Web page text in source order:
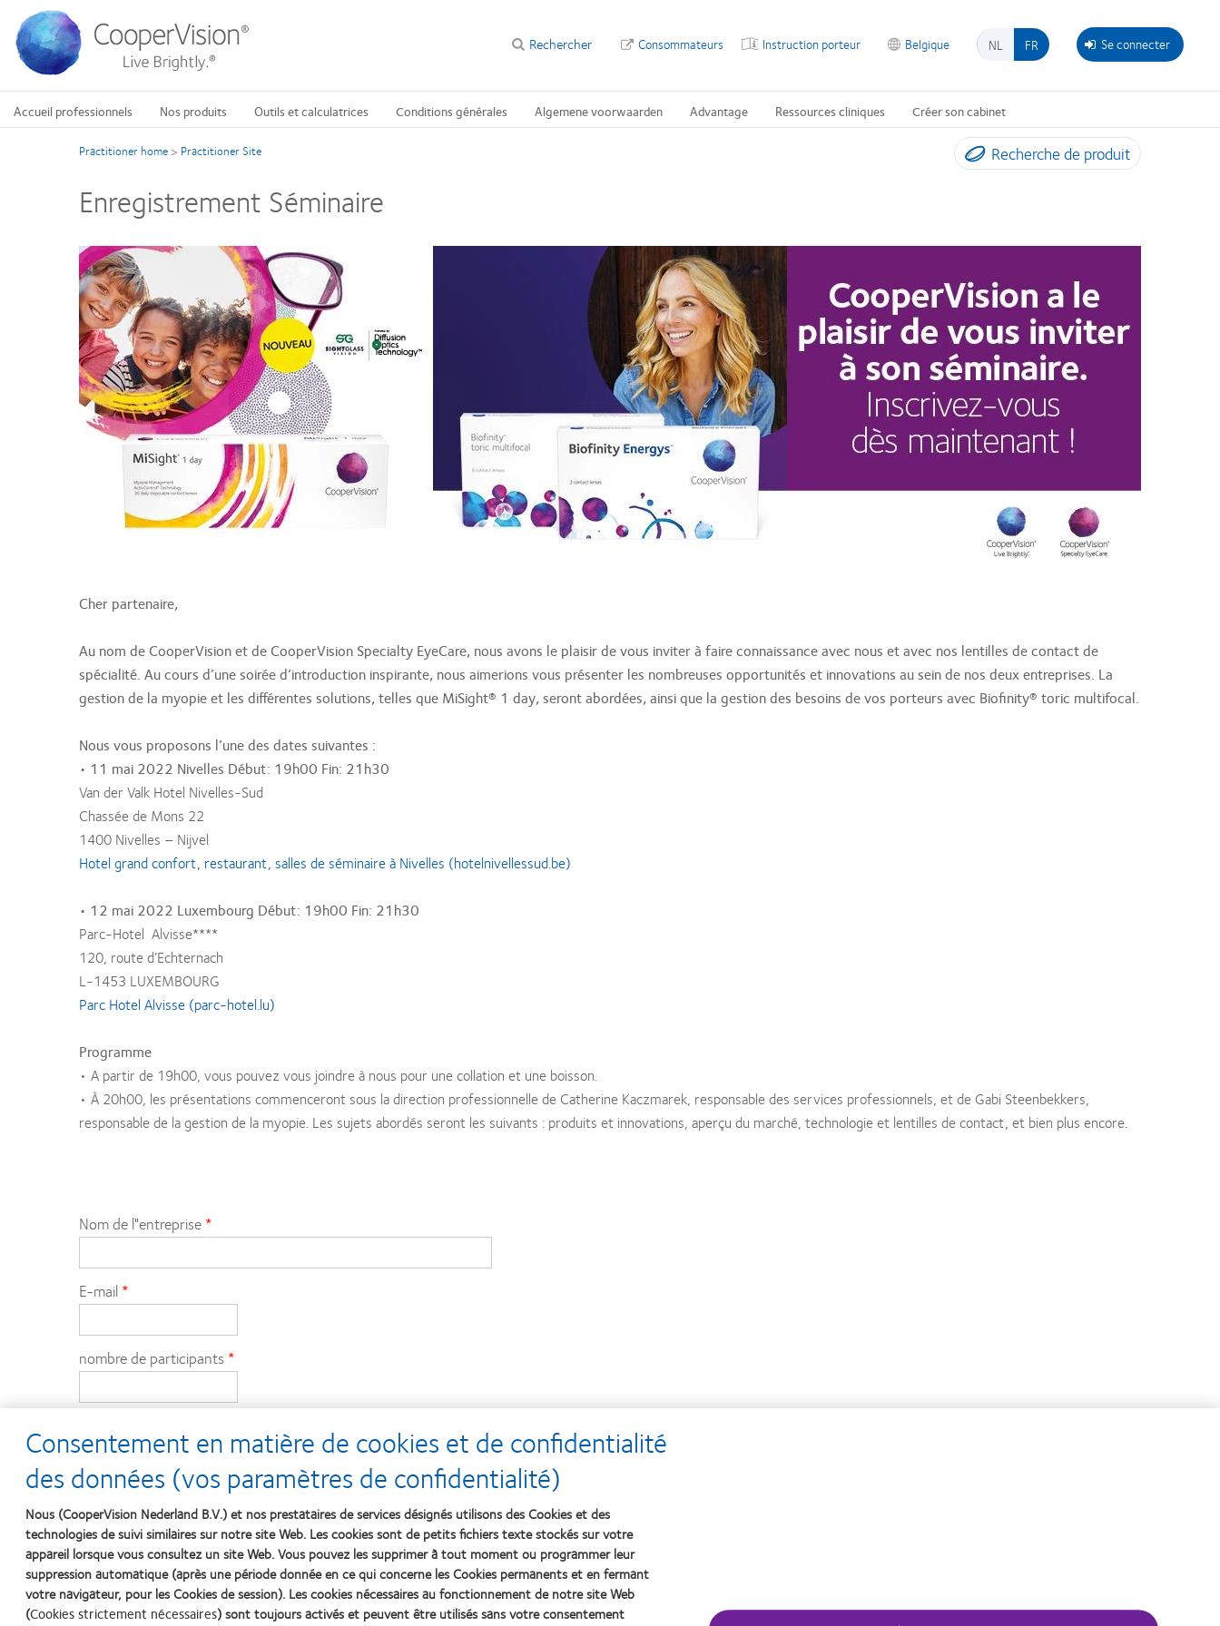
contenu
principal
Se connecter
NL FR
Belgique
Instruction porteur
Consommateurs
Rechercher
Accueil professionnels Nos produits Outils et calculatrices Conditions générales Algemene voorwaarden Advantage Ressources cliniques Créer son cabinet
Recherche de produit
Practitioner home > Practitioner Site
Enregistrement Séminaire
Cher partenaire,
Au nom de CooperVision et de CooperVision Specialty EyeCare, nous avons le plaisir de vous inviter à faire connaissance avec nous et avec nos lentilles de contact de
spécialité. Au cours d’une soirée d’introduction inspirante, nous aimerions vous présenter les nombreuses opportunités et innovations au sein de nos deux entreprises. La
gestion de la myopie et les différentes solutions, telles que MiSight® 1 day, seront abordées, ainsi que la gestion des besoins de vos porteurs avec Biofinity® toric multifocal.
Nous vous proposons l’une des dates suivantes :
• 11 mai 2022 Nivelles Début: 19h00 Fin: 21h30
Van der Valk Hotel Nivelles-Sud
Chassée de Mons 22
1400 Nivelles – Nijvel
Hotel grand confort, restaurant, salles de séminaire à Nivelles (hotelnivellessud.be)
• 12 mai 2022 Luxembourg Début: 19h00 Fin: 21h30
Parc-Hotel Alvisse****
120, route d’Echternach
L-1453 LUXEMBOURG
Parc Hotel Alvisse (parc-hotel.lu)
Programme
• A partir de 19h00, vous pouvez vous joindre à nous pour une collation et une boisson.
• À 20h00, les présentations commenceront sous la direction professionnelle de Catherine Kaczmarek, responsable des services professionnels, et de Gabi Steenbekkers,
responsable de la gestion de la myopie. Les sujets abordés seront les suivants : produits et innovations, aperçu du marché, technologie et lentilles de contact, et bien plus encore.
Nom de l"entreprise
E-mail
nombre de participants
Numéro de téléphone
Nom du représentant
Consentement en matière de cookies et de confidentialité
des données (vos paramètres de confidentialité)
Nous (CooperVision Nederland B.V.) et nos prestataires de services désignés utilisons des Cookies et des
technologies de suivi similaires sur notre site Web. Les cookies sont de petits fichiers texte stockés sur votre
appareil lorsque vous consultez un site Web. Vous pouvez les supprimer à tout moment ou programmer leur
suppression automatique (après une période donnée en ce qui concerne les Cookies permanents et en fermant
votre navigateur, pour les Cookies de session). Les cookies nécessaires au fonctionnement de notre site Web
(Cookies strictement nécessaires) sont toujours activés et peuvent être utilisés sans votre consentement